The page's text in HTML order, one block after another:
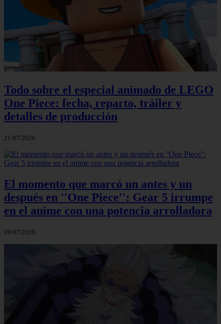
Todo sobre el especial animado de LEGO
One Piece: fecha, reparto, tráiler y
detalles de producción
21/07/2026
El momento que marcó un antes y un
después en ''One Piece'': Gear 5 irrumpe
en el anime con una potencia arrolladora
20/07/2026